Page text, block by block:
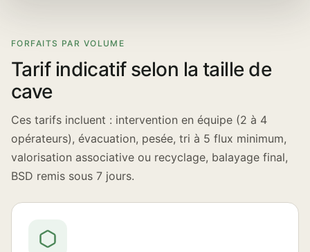
FORFAITS PAR VOLUME
Tarif indicatif selon la taille de
cave
Ces tarifs incluent : intervention en équipe (2 à 4
opérateurs), évacuation, pesée, tri à 5 flux minimum,
valorisation associative ou recyclage, balayage final,
BSD remis sous 7 jours.